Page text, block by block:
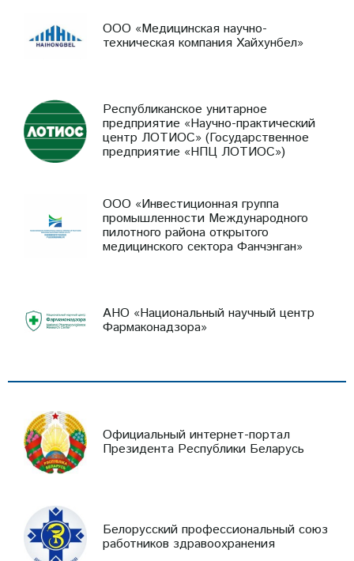
ООО «Медицинская научно-
техническая компания Хайхунбел»
Республиканское унитарное
предприятие «Научно-практический
центр ЛОТИОС» (Государственное
предприятие «НПЦ ЛОТИОС»)
ООО «Инвестиционная группа
промышленности Международного
пилотного района открытого
медицинского сектора Фанчэнган»
АНО «Национальный научный центр
Фармаконадзора»
Официальный интернет-портал
Президента Республики Беларусь
Белорусский профессиональный союз
работников здравоохранения